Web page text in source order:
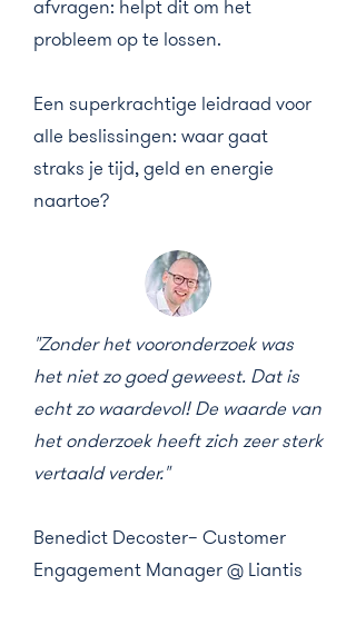
afvragen: helpt dit om het
probleem op te lossen.
Een superkrachtige leidraad voor
alle beslissingen: waar gaat
straks je tijd, geld en energie
naartoe?
"Zonder het vooronderzoek was
het niet zo goed geweest. Dat is
echt zo waardevol! De waarde van
het onderzoek heeft zich zeer sterk
vertaald verder."
Benedict Decoster– Customer
Engagement Manager @ Liantis